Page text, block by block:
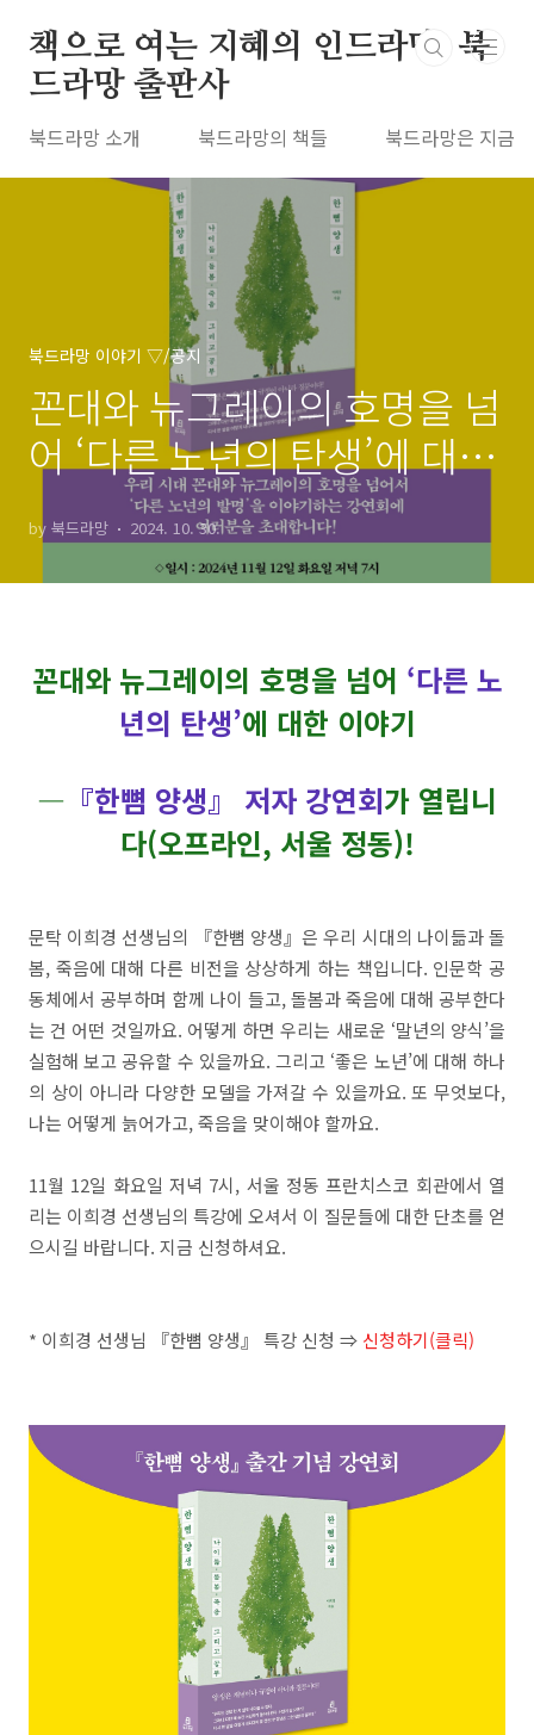
책으로 여는 지혜의 인드라망, 북
드라망 출판사
북드라망 소개 북드라망의 책들 북드라망은 지금
북드라망 이야기 ▽/공지
꼰대와 뉴그레이의 호명을 넘
어 ‘다른 노년의 탄생’에 대한
이야기―『한뼘 양생』 저자
강연회가 열립니다(오프라인,
서울 정동)!
by 북드라망 2024. 10. 30.
꼰대와 뉴그레이의 호명을 넘어 ‘다른 노
년의 탄생’에 대한 이야기
― 『한뼘 양생』 저자 강연회가 열립니
다(오프라인, 서울 정동)!
문탁 이희경 선생님의 『한뼘 양생』은 우리 시대의 나이듦과 돌
봄, 죽음에 대해 다른 비전을 상상하게 하는 책입니다. 인문학 공
동체에서 공부하며 함께 나이 들고, 돌봄과 죽음에 대해 공부한다
는 건 어떤 것일까요. 어떻게 하면 우리는 새로운 ‘말년의 양식’을
실험해 보고 공유할 수 있을까요. 그리고 ‘좋은 노년’에 대해 하나
의 상이 아니라 다양한 모델을 가져갈 수 있을까요. 또 무엇보다,
나는 어떻게 늙어가고, 죽음을 맞이해야 할까요.
11월 12일 화요일 저녁 7시, 서울 정동 프란치스코 회관에서 열
리는 이희경 선생님의 특강에 오셔서 이 질문들에 대한 단초를 얻
으시길 바랍니다. 지금 신청하셔요.
* 이희경 선생님 『한뼘 양생』 특강 신청 ⇒ 신청하기(클릭)